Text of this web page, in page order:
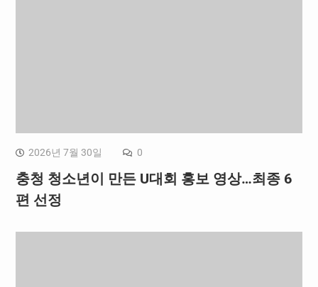
2026년 7월 30일 0
충청 청소년이 만든 U대회 홍보 영상…최종 6
편 선정